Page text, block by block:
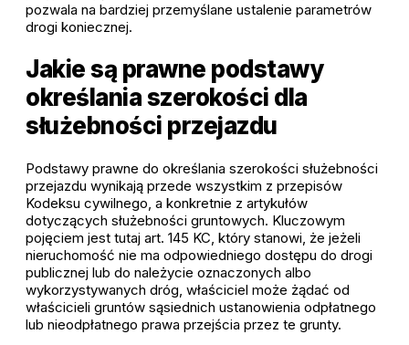
pozwala na bardziej przemyślane ustalenie parametrów
drogi koniecznej.
Jakie są prawne podstawy
określania szerokości dla
służebności przejazdu
Podstawy prawne do określania szerokości służebności
przejazdu wynikają przede wszystkim z przepisów
Kodeksu cywilnego, a konkretnie z artykułów
dotyczących służebności gruntowych. Kluczowym
pojęciem jest tutaj art. 145 KC, który stanowi, że jeżeli
nieruchomość nie ma odpowiedniego dostępu do drogi
publicznej lub do należycie oznaczonych albo
wykorzystywanych dróg, właściciel może żądać od
właścicieli gruntów sąsiednich ustanowienia odpłatnego
lub nieodpłatnego prawa przejścia przez te grunty.